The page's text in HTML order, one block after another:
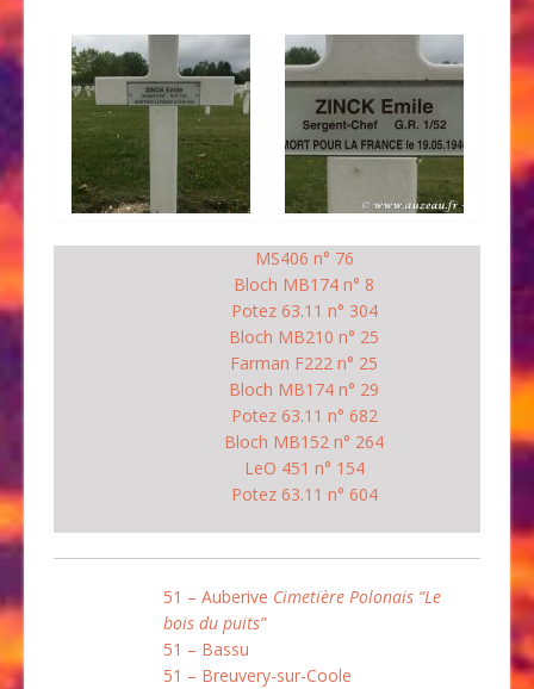
MS406 n° 76
Bloch MB174 n° 8
Potez 63.11 n° 304
Bloch MB210 n° 25
Farman F222 n° 25
Bloch MB174 n° 29
Potez 63.11 n° 682
Bloch MB152 n° 264
LeO 451 n° 154
Potez 63.11 n° 604
51 – Auberive Cimetière Polonais “Le
bois du puits”
51 – Bassu
51 – Breuvery-sur-Coole